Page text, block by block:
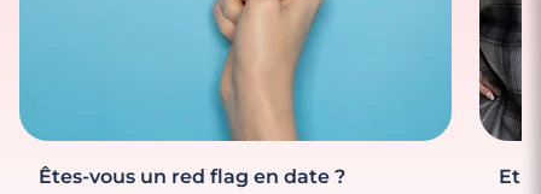
Êtes-vous un red flag en date ? Et